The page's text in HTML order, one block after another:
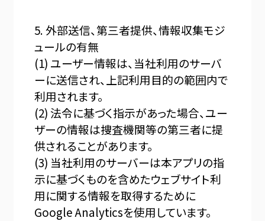
5. 外部送信、第三者提供、情報収集モジ
ュールの有無
(1) ユーザー情報は、当社利用のサーバ
ーに送信され、上記利用目的の範囲内で
利用されます。
(2) 法令に基づく指示があった場合、ユー
ザーの情報は捜査機関等の第三者に提
供されることがあります。
(3) 当社利用のサーバーは本アプリの指
示に基づくものを含めたウェブサイト利
用に関する情報を取得するために
Google Analyticsを使用しています。